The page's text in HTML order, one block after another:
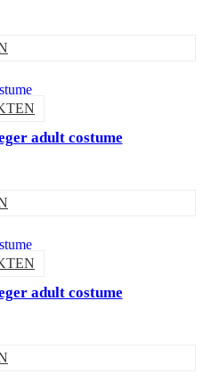
adult costume
adult costume